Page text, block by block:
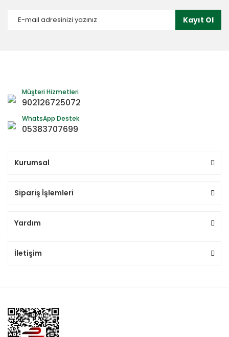
Kayıt Ol
Müşteri Hizmetleri
902126725072
WhatsApp Destek
05383707699
Kurumsal
Sipariş İşlemleri
Yardım
İletişim